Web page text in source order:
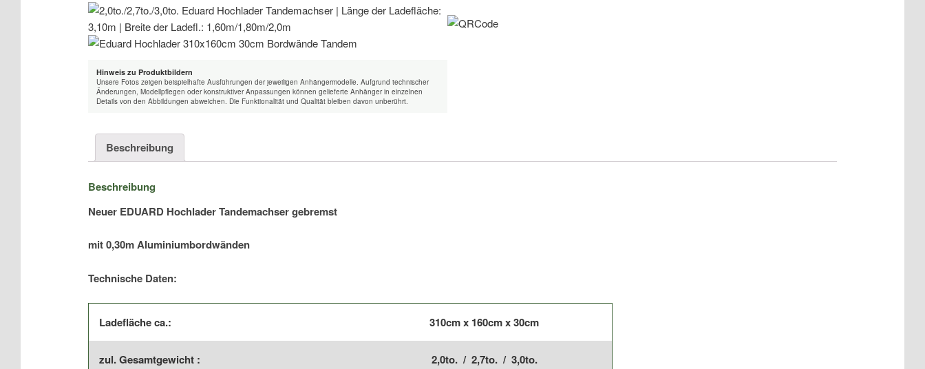
Hinweis zu Produktbildern
Unsere Fotos zeigen beispielhafte Ausführungen der jeweiligen Anhängermodelle. Aufgrund technischer
Änderungen, Modellpflegen oder konstruktiver Anpassungen können gelieferte Anhänger in einzelnen
Details von den Abbildungen abweichen. Die Funktionalität und Qualität bleiben davon unberührt.
Ladefläche:
Beschreibung
Beschreibung
Neuer EDUARD Hochlader Tandemachser gebremst
mit 0,30m Aluminiumbordwänden
Technische Daten:
Ladefläche ca.: 310cm x 160cm x 30cm
zul. Gesamtgewicht : 2,0to. / 2,7to. / 3,0to.